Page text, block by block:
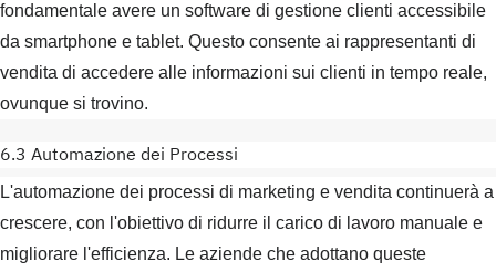
fondamentale avere un software di gestione clienti accessibile
da smartphone e tablet. Questo consente ai rappresentanti di
vendita di accedere alle informazioni sui clienti in tempo reale,
ovunque si trovino.
6.3 Automazione dei Processi
L'automazione dei processi di marketing e vendita continuerà a
crescere, con l'obiettivo di ridurre il carico di lavoro manuale e
migliorare l'efficienza. Le aziende che adottano queste